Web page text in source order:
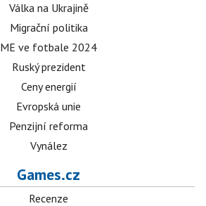
Válka na Ukrajině
Migrační politika
ME ve fotbale 2024
Ruský prezident
Ceny energií
Evropská unie
Penzijní reforma
Vynález
Games.cz
Recenze